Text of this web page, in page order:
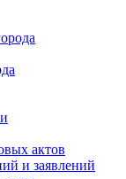
актов
и заявлений